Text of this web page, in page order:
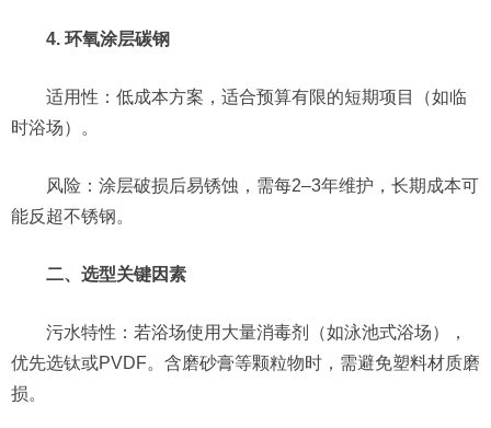
4. 环氧涂层碳钢
适用性：低成本方案，适合预算有限的短期项目（如临
时浴场）。
风险：涂层破损后易锈蚀，需每2–3年维护，长期成本可
能反超不锈钢。
二、选型关键因素
污水特性：若浴场使用大量消毒剂（如泳池式浴场），
优先选钛或PVDF。含磨砂膏等颗粒物时，需避免塑料材质磨
损。